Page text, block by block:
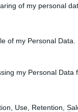
of my personal
of my Personal Data.
my Personal Data
Use, Retention,